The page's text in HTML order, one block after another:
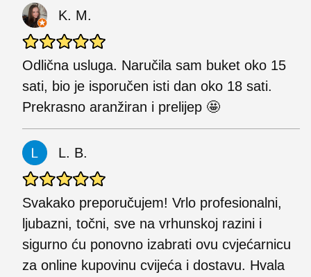
K. M.
Odlična usluga. Naručila sam buket oko 15
sati, bio je isporučen isti dan oko 18 sati.
Prekrasno aranžiran i prelijep 🤩
L. B.
Svakako preporučujem! Vrlo profesionalni,
ljubazni, točni, sve na vrhunskoj razini i
sigurno ću ponovno izabrati ovu cvjećarnicu
za online kupovinu cvijeća i dostavu. Hvala